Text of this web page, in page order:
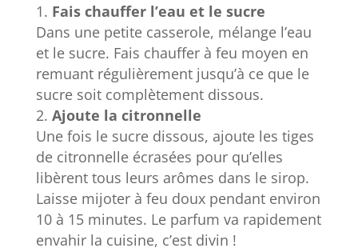
Fais chauffer l’eau et le sucre
Dans une petite casserole, mélange l’eau
et le sucre. Fais chauffer à feu moyen en
remuant régulièrement jusqu’à ce que le
sucre soit complètement dissous.
Ajoute la citronnelle
Une fois le sucre dissous, ajoute les tiges
de citronnelle écrasées pour qu’elles
libèrent tous leurs arômes dans le sirop.
Laisse mijoter à feu doux pendant environ
10 à 15 minutes. Le parfum va rapidement
envahir la cuisine, c’est divin !